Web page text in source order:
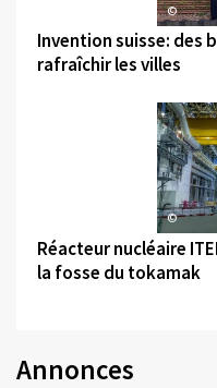
©
Invention suisse: des
rafraîchir les villes
©
Réacteur nucléaire
la fosse du tokamak
Annonces